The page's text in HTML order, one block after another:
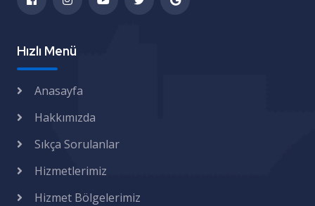
Hızlı Menü
Anasayfa
Hakkımızda
Sıkça Sorulanlar
Hizmetlerimiz
Hizmet Bölgelerimiz